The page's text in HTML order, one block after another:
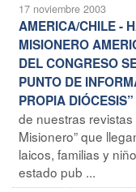
17 noviembre 2003
AMERICA/CHILE -
MISIONERO
DEL CONGRESO
PUNTO DE
PROPIA DIÓCESIS”
de nuestras revistas
Misionero” que
laicos, familias y
estado pub ...